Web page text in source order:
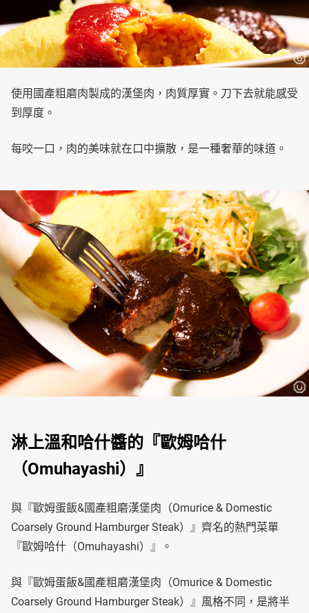
使用國產粗磨肉製成的漢堡肉，肉質厚實。刀下去就能感受
到厚度。
每咬一口，肉的美味就在口中擴散，是一種奢華的味道。
淋上溫和哈什醬的『歐姆哈什
（Omuhayashi）』
與『歐姆蛋飯&國產粗磨漢堡肉（Omurice & Domestic
Coarsely Ground Hamburger Steak）』齊名的熱門菜單
『歐姆哈什（Omuhayashi）』。
與『歐姆蛋飯&國產粗磨漢堡肉（Omurice & Domestic
Coarsely Ground Hamburger Steak）』風格不同，是將半